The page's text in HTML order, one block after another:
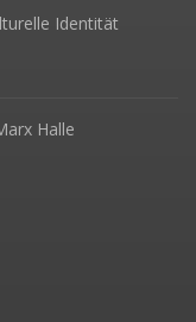
Identität
Halle